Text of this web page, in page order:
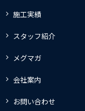
施工実績
スタッフ紹介
メグマガ
会社案内
お問い合わせ